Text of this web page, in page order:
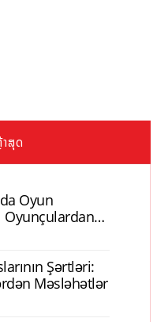
ສຸດ
Oyun
Oyunçulardan
Şərtləri:
Məsləhətlər